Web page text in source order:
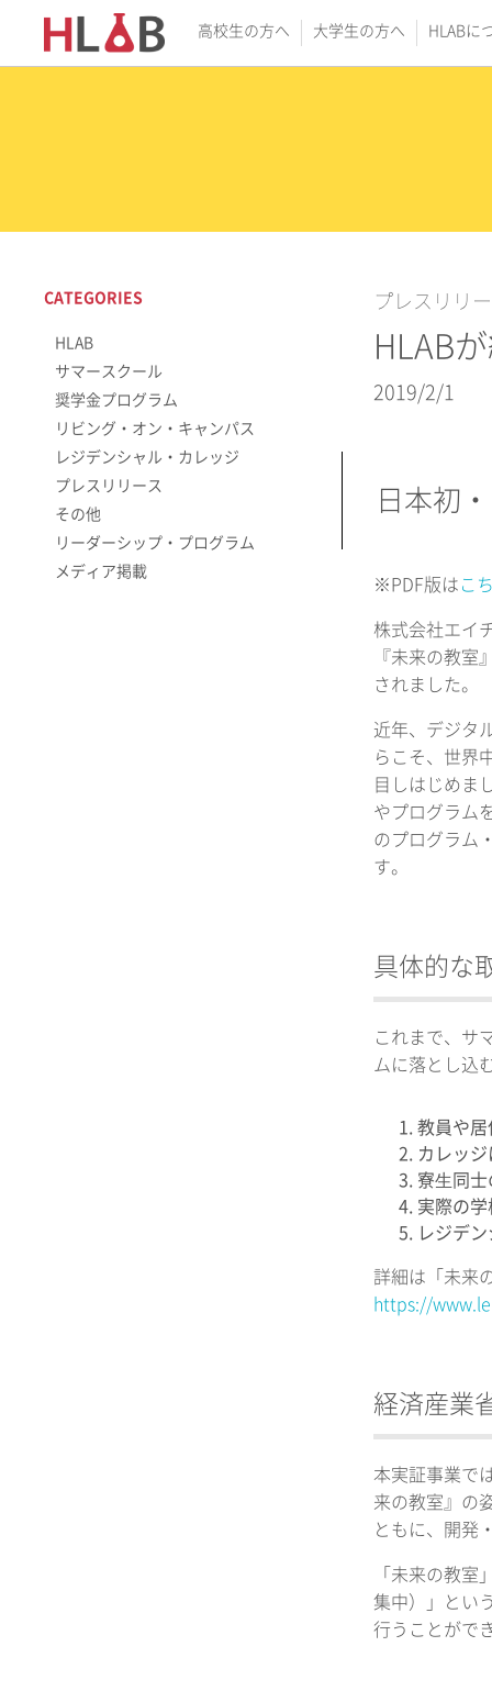
高校生の方へ 大学生の方へ HLABに
プレスリリ
HLAB
2019/2/1
日本初
※PDF版は こ
株式会社エイ
『未来の教
されました。
近年、デジタ
らこそ、世界
目しはじめま
やプログラム
のプログラム
す。
具体的な
これまで、サ
ムに落とし込
教員や居
カレッ
寮⽣同
実際の
レジデ
詳細は「未来
https://
経済産業
本実証事業で
来の教室』の
ともに、開発
「未来の教室
集中）」とい
行うことがで
CATEGORIES
HLAB
サマースクール
奨学金プログラム
リビング・オン・キャンパス
レジデンシャル・カレッジ
プレスリリース
その他
リーダーシップ・プログラム
メディア掲載